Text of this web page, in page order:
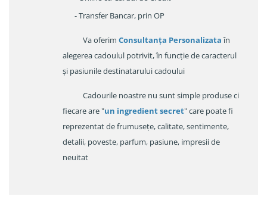
- Transfer Bancar, prin OP
Va oferim Consultanța Personalizataîn
alegerea cadoulul potrivit, în funcție de caracterul
și pasiunile destinatarului cadoului
Cadourile noastre nu sunt simple produse ci
fiecare are "un ingredient secret" care poate fi
reprezentat de frumusețe, calitate, sentimente,
detalii, poveste, parfum, pasiune, impresii de
neuitat